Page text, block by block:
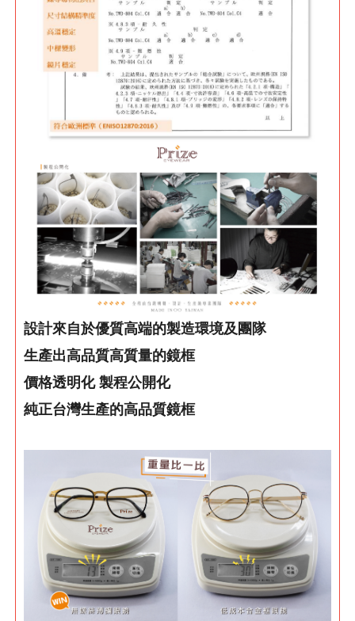
設計來自於優質高端的製造環境及團隊
生產出高品質高質量的鏡框
價格透明化 製程公開化
純正台灣生產的高品質鏡框